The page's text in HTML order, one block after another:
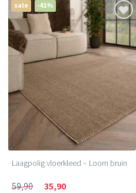
sale -41%
Laagpolig vloerkleed – Loom bruin
59,90 35,90